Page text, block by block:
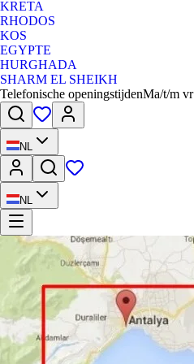
KRETA
RHODOS
KOS
EGYPTE
HURGHADA
SHARM EL SHEIKH
Telefonische openingstijdenMa/t/m
NL
NL